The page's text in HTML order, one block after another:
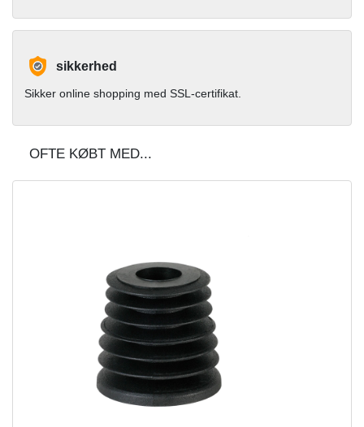
sikkerhed
Sikker online shopping med SSL-certifikat.
OFTE KØBT MED...